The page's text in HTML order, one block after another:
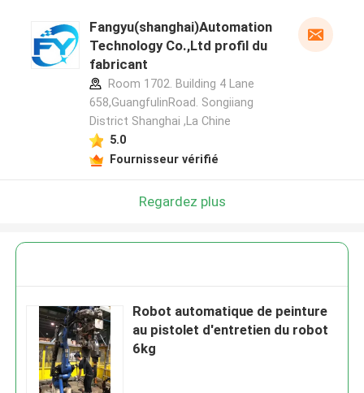
Fangyu(shanghai)Automation
Technology Co.,Ltd profil du
fabricant
Room 1702. Building 4 Lane
658,GuangfulinRoad. Songiiang
District Shanghai ,La Chine
5.0
Fournisseur vérifié
Regardez plus
Robot automatique de peinture
au pistolet d'entretien du robot
6kg